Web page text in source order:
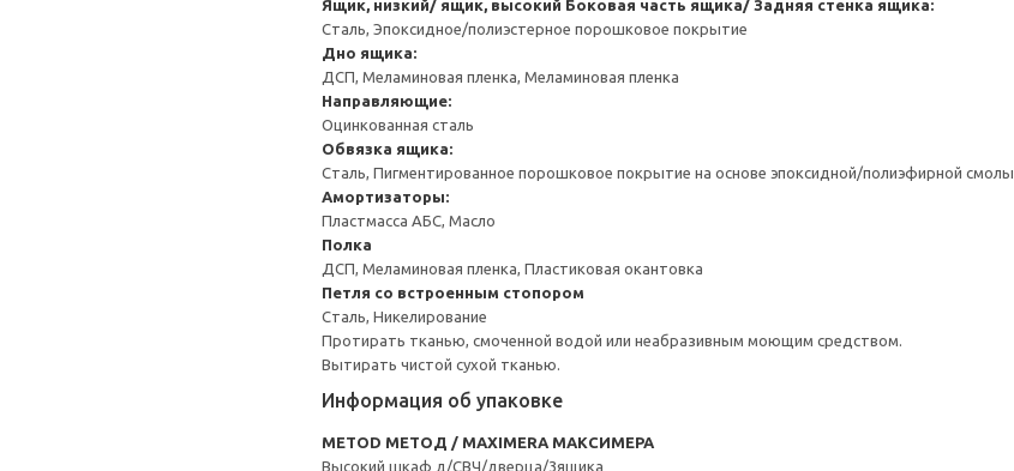
Ящик, низкий/ ящик, высокий Боковая часть ящика/ Задняя стенка ящика:
Сталь, Эпоксидное/полиэстерное порошковое покрытие
Дно ящика:
ДСП, Меламиновая пленка, Меламиновая пленка
Направляющие:
Оцинкованная сталь
Обвязка ящика:
Сталь, Пигментированное порошковое покрытие на основе эпоксидной/полиэфирной смолы
Амортизаторы:
Пластмасса АБС, Масло
Полка
ДСП, Меламиновая пленка, Пластиковая окантовка
Петля со встроенным стопором
Сталь, Никелирование
Протирать тканью, смоченной водой или неабразивным моющим средством.
Вытирать чистой сухой тканью.
Информация об упаковке
METOD МЕТОД / MAXIMERA МАКСИМЕРА
Высокий шкаф д/СВЧ/дверца/3ящика